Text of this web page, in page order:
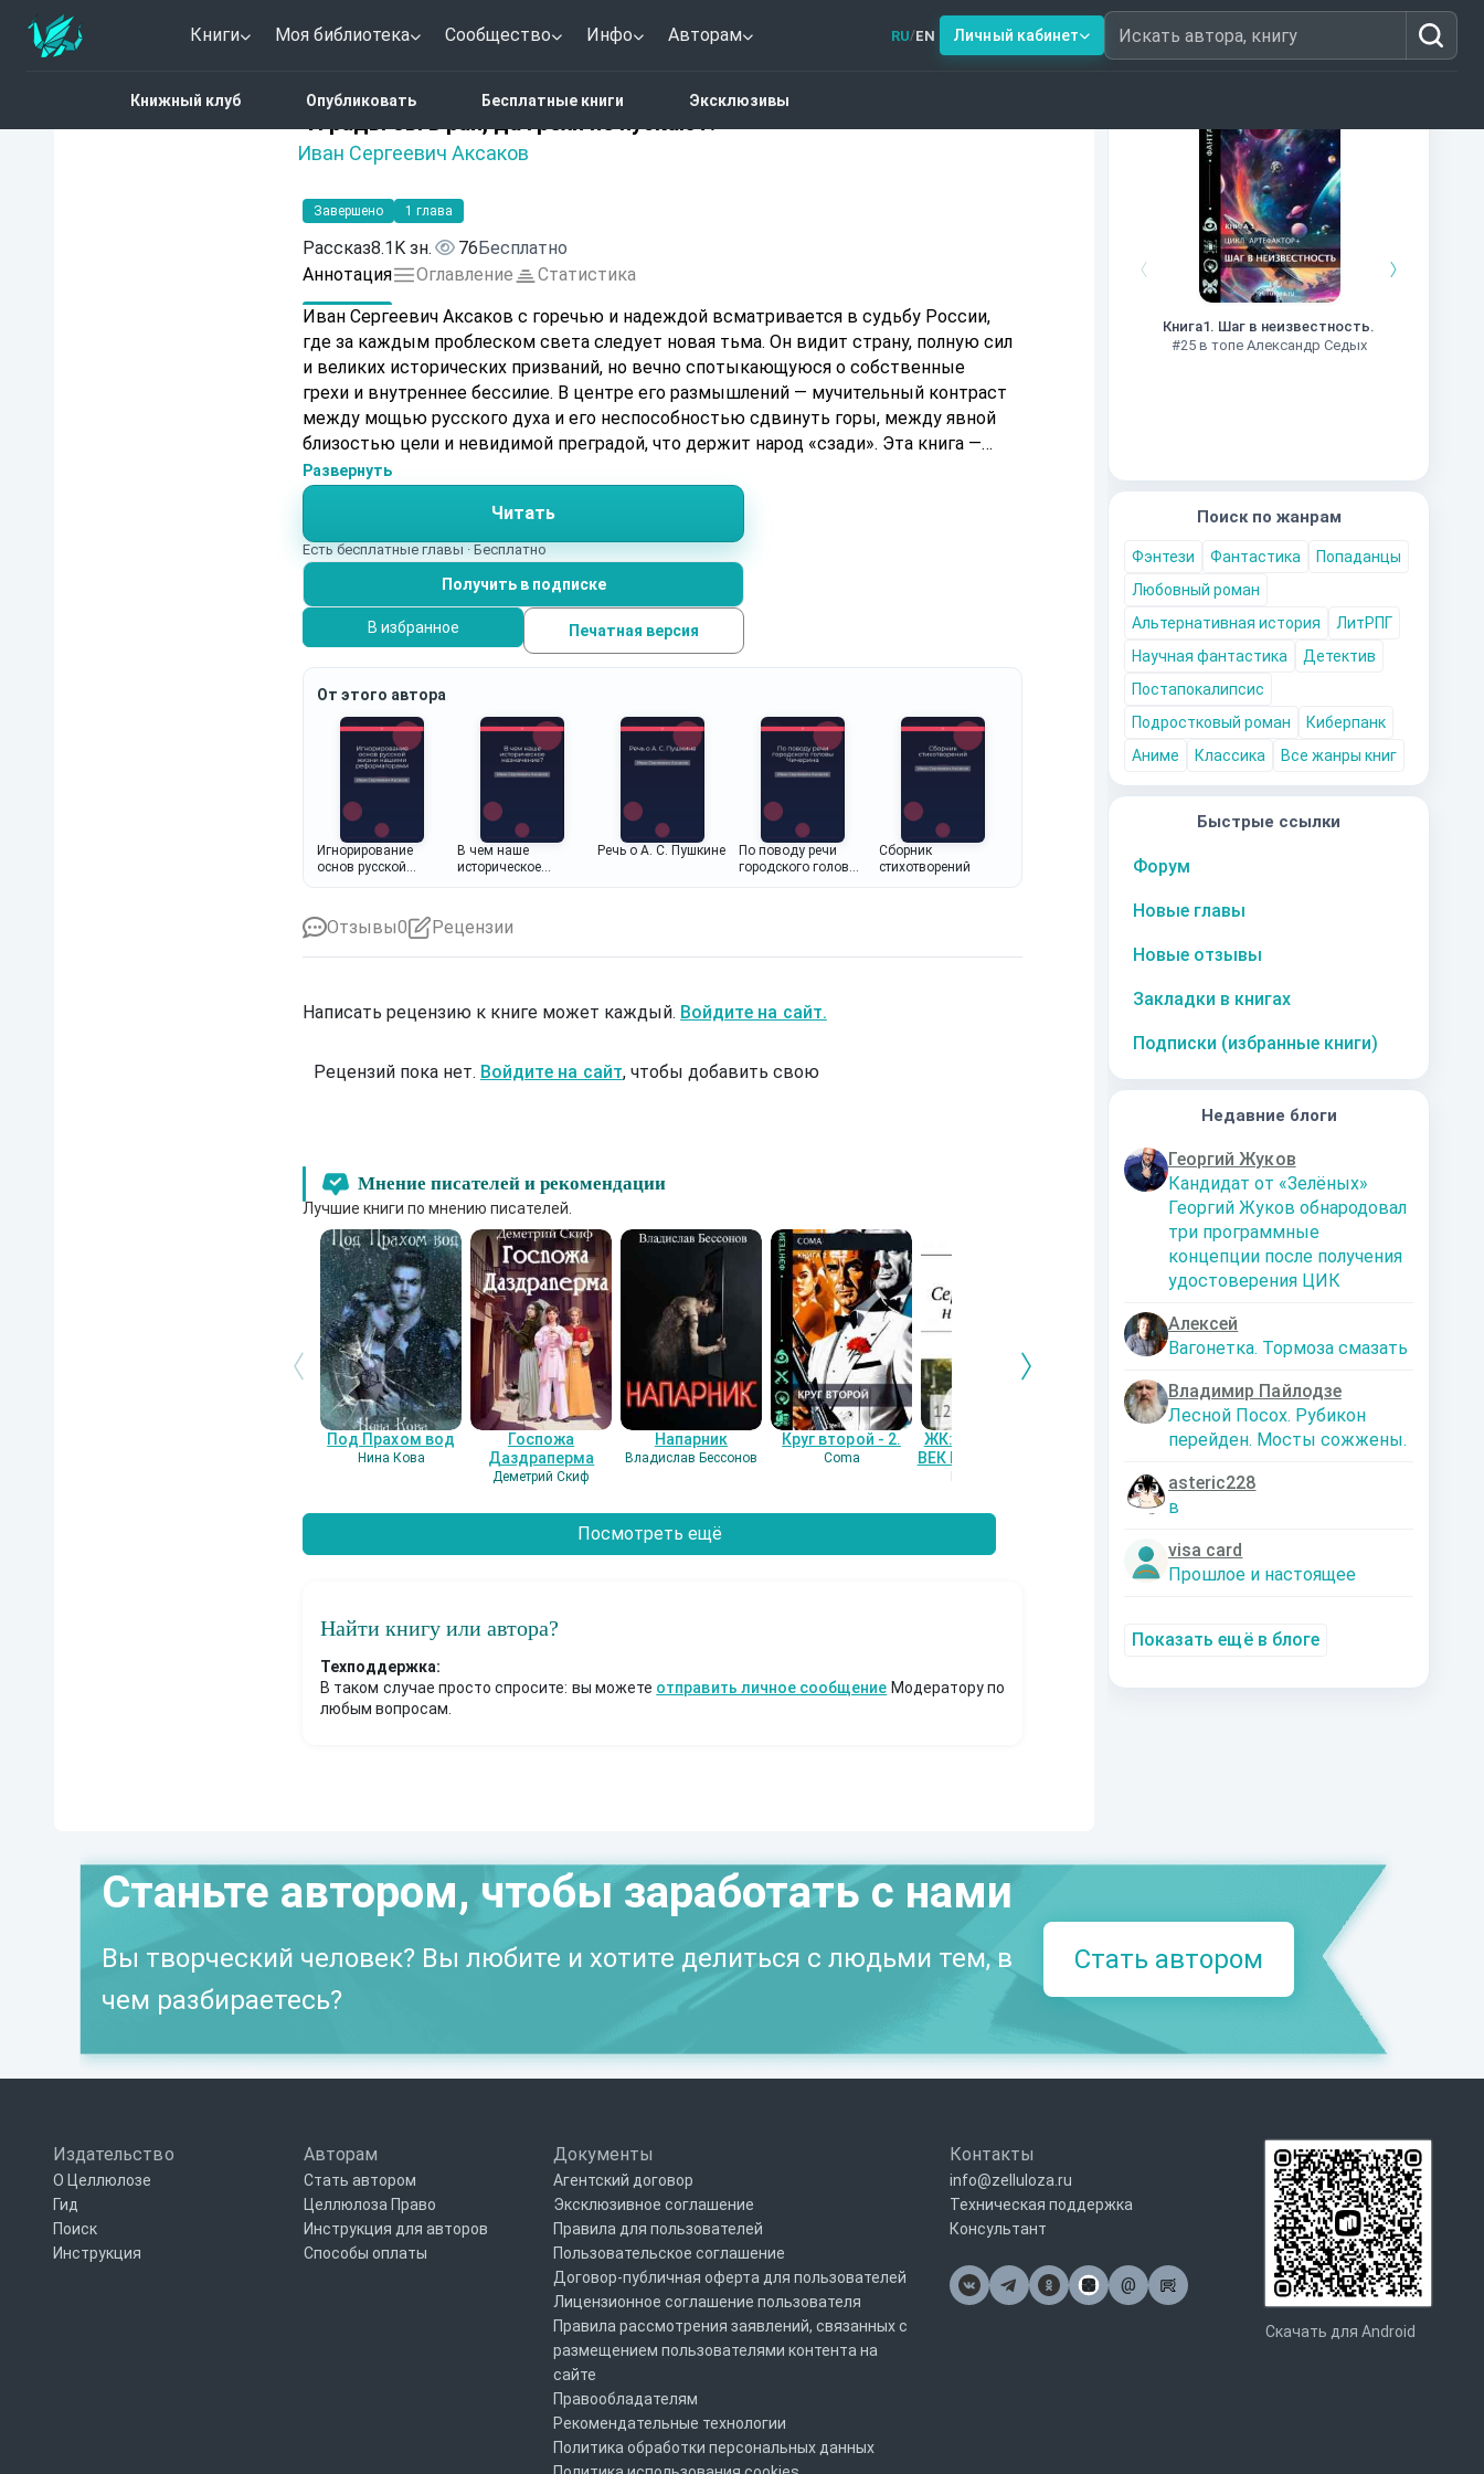
Книги Моя библиотека Сообщество Инфо Авторам RU/EN Личный кабинет Искать автора, книгу
Книжный клуб Опубликовать Бесплатные книги Эксклюзивы
Книги из топ-100
Книга1. Шаг в неизвестность.
#25 в топе Александр Седых
Поиск по жанрам
Фэнтези Фантастика
Попаданцы
Любовный роман
Альтернативная история
ЛитРПГ
Научная фантастика
Детектив
Постапокалипсис
Подростковый роман
Киберпанк
Аниме
Классика Все жанры книг
Быстрые ссылки
Форум
Новые главы
Новые отзывы
Закладки в книгах
Подписки (избранные книги)
Недавние блоги
Георгий Жуков
Кандидат от «Зелёных»
Георгий Жуков обнародовал
три программные
концепции после получения
удостоверения ЦИК
Алексей
Вагонетка. Тормоза смазать
Владимир Пайлодзе
Лесной Посох. Рубикон
перейден. Мосты сожжены.
asteric228
в
visa card
Прошлое и настоящее
Показать ещё в блоге
«И рады бы в рай, да грехи не пускают!»
Иван Сергеевич Аксаков
Нет оценок
Завершено 1 глава
Рассказ8.1K зн. 76Бесплатно
Аннотация
Оглавление
Статистика
Иван Сергеевич Аксаков с горечью и надеждой всматривается в судьбу России,
где за каждым проблеском света следует новая тьма. Он видит страну, полную сил
и великих исторических призваний, но вечно спотыкающуюся о собственные
грехи и внутреннее бессилие. В центре его размышлений — мучительный контраст
между мощью русского духа и его неспособностью сдвинуть горы, между явной
близостью цели и невидимой преградой, что держит народ «сзади». Эта книга —
пронзительный диагноз национальной душе, задающейся вечным вопросом:
почему рай так близок, но так недостижим?
Развернуть
Читать
Есть бесплатные главы · Бесплатно
Получить в подписке
В избранное Печатная версия
От этого автора
Игнорирование
основ русской
В чем наше
историческое
Речь о А. С. Пушкине
По поводу речи
городского головы
Сборник
стихотворений
Отзывы0 Рецензии
Написать рецензию к книге может каждый. Войдите на сайт.
Рецензий пока нет. Войдите на сайт, чтобы добавить свою
Мнение писателей и рекомендации
Лучшие книги по мнению писателей.
Под Прахом вод
Нина Кова
Госпожа
Даздраперма
Деметрий Скиф
Напарник
Владислав Бессонов
Круг второй - 2.
Coma
ЖК: СЕРЕБРЯНЫЙ
ВЕК НАШЕЙ ЛЮБВИ
Гость-121359
Дальняя
Левадский Артем
Александрович
Кто я? Или как
современном мире
nastyaaaacha
1. Ксенолог
Посмотреть ещё
Найти книгу или автора?
Техподдержка:
В таком случае просто спросите: вы можете отправить личное сообщение Модератору по
любым вопросам.
Станьте автором, чтобы заработать с нами
Вы творческий человек? Вы любите и хотите делиться с людьми тем, в
чем разбираетесь?
Стать автором
Издательство
О Целлюлозе
Гид
Поиск
Инструкция
Авторам
Стать автором
Целлюлоза Право
Инструкция для авторов
Способы оплаты
Документы
Агентский договор
Эксклюзивное соглашение
Правила для пользователей
Пользовательское соглашение
Договор-публичная оферта для пользователей
Лицензионное соглашение пользователя
Правила рассмотрения заявлений, связанных с
размещением пользователями контента на
сайте
Правообладателям
Рекомендательные технологии
Политика обработки персональных данных
Контакты
info@zelluloza.ru
Техническая поддержка
Консультант
@Почта
Скачать для Android